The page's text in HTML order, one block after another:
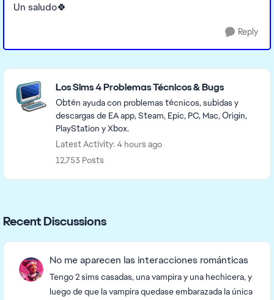
Un saludo🍀
Reply
Featured Places
Los Sims 4 Problemas Técnicos & Bugs
Obtén ayuda con problemas técnicos, subidas y
descargas de EA app, Steam, Epic, PC, Mac, Origin,
PlayStation y Xbox.
Latest Activity: 4 hours ago
12,753 Posts
Recent Discussions
No me aparecen las interacciones románticas
Tengo 2 sims casadas, una vampira y una hechicera, y
luego de que la vampira quedase embarazada la única